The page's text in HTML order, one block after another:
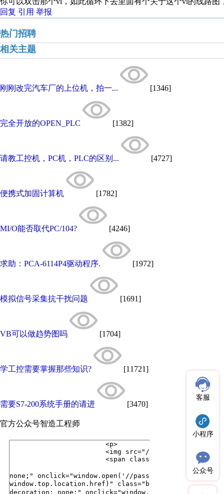
回复 引用 举报
热门招聘
相关主题
刚刚改完汽车厂的上位机，拍一... [1346]
完全开放的OPEN_PLC [1382]
请教工控机，PC机，PLC的区别... [4727]
便携式加固计算机 [1782]
MI/O能否取代PC/104? [4246]
求助：PCA-6114P4驱动程序. [1972]
模拟信号采集抗干扰问题 [1691]
VB可以做趋势图吗 [1704]
学工控需要掌握那些知识? [11721]
需要S7-200系统手册的请进 [3470]
官方公众号智造工程师
客服
小程序
公众号